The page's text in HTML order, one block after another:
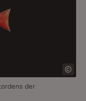
der